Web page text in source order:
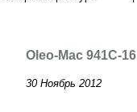
Oleo-Mac 941C-16
30 Ноябрь 2012